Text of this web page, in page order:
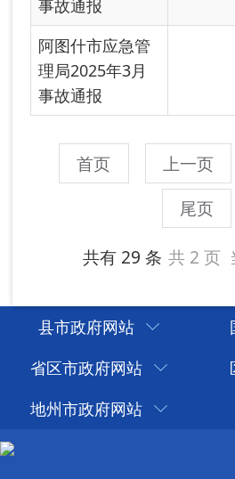
县市政府网站
省区市政府网站
地州市政府网站